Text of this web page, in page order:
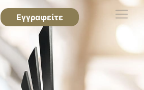
Εγγραφείτε